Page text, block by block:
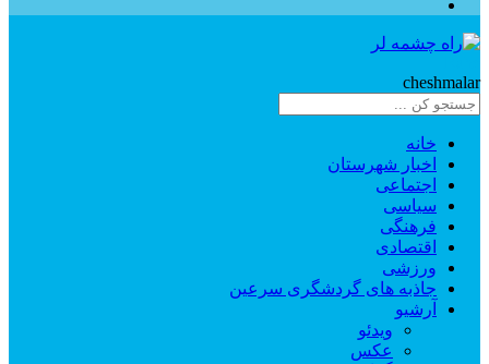
cheshmalar
خانه
اخبار شهرستان
اجتماعی
سیاسی
فرهنگی
اقتصادی
ورزشی
جاذبه های گردشگری سرعین
آرشیو
ویدئو
عکس